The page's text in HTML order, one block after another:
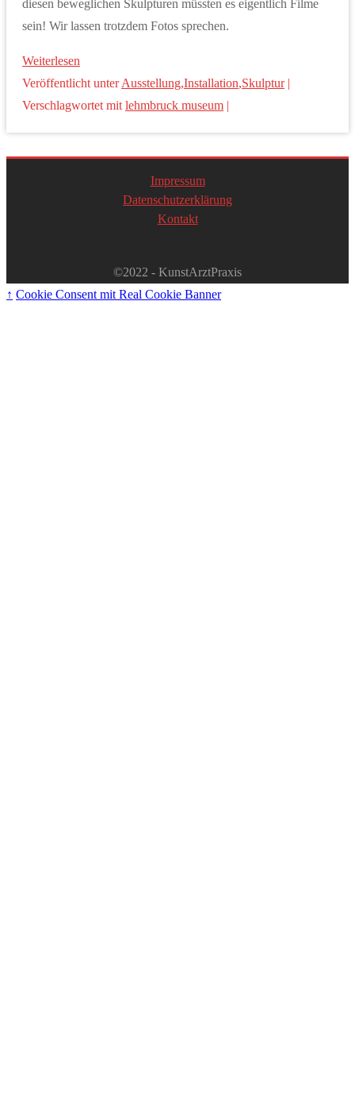
diesen beweglichen Skulpturen müssten es eigentlich Filme
sein! Wir lassen trotzdem Fotos sprechen.
Weiterlesen
Veröffentlicht unter Ausstellung,Installation,Skulptur|
Verschlagwortet mit lehmbruck museum |
Impressum
Datenschutzerklärung
Kontakt
©2022 - KunstArztPraxis
↑ Cookie Consent mit Real Cookie Banner